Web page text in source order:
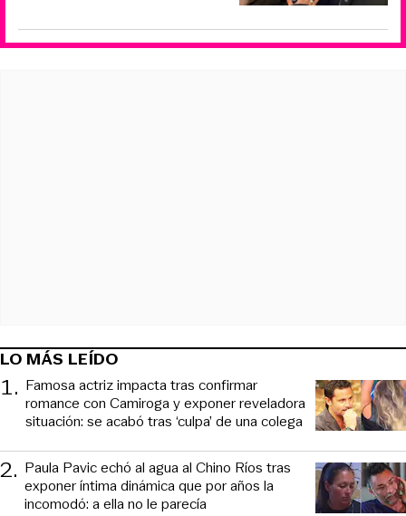
LO MÁS LEÍDO
1. Famosa actriz impacta tras confirmar
romance con Camiroga y exponer reveladora
situación: se acabó tras ‘culpa’ de una colega
2. Paula Pavic echó al agua al Chino Ríos tras
exponer íntima dinámica que por años la
incomodó: a ella no le parecía